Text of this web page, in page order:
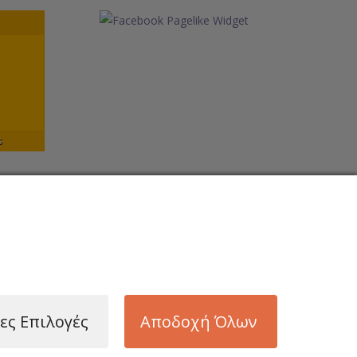
Επιλογές Αποδοχή Όλων